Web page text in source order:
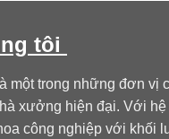
tôi
một trong những đơn vị
xưởng hiện đại. Với hệ
công nghiệp với khối